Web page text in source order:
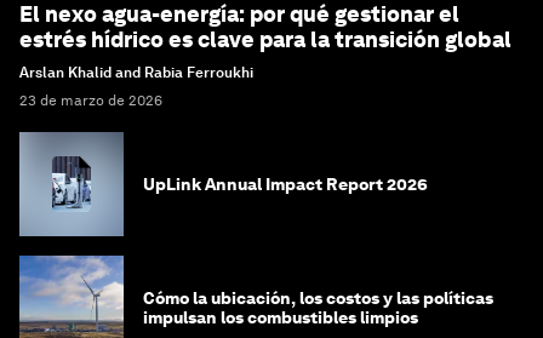
El nexo agua-energía: por qué gestionar el
estrés hídrico es clave para la transición global
Arslan Khalid and Rabia Ferroukhi
23 de marzo de 2026
UpLink Annual Impact Report 2026
Cómo la ubicación, los costos y las políticas
impulsan los combustibles limpios